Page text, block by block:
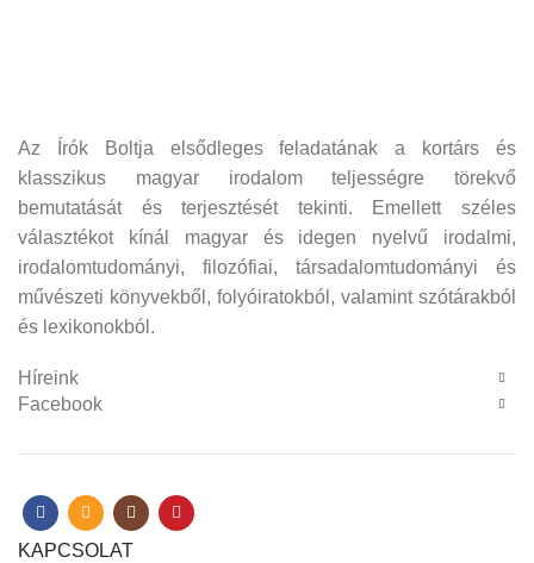
Az Írók Boltja elsődleges feladatának a kortárs és
klasszikus magyar irodalom teljességre törekvő
bemutatását és terjesztését tekinti. Emellett széles
választékot kínál magyar és idegen nyelvű irodalmi,
irodalomtudományi, filozófiai, társadalomtudományi és
művészeti könyvekből, folyóiratokból, valamint szótárakból
és lexikonokból.
Híreink
Facebook
KAPCSOLAT